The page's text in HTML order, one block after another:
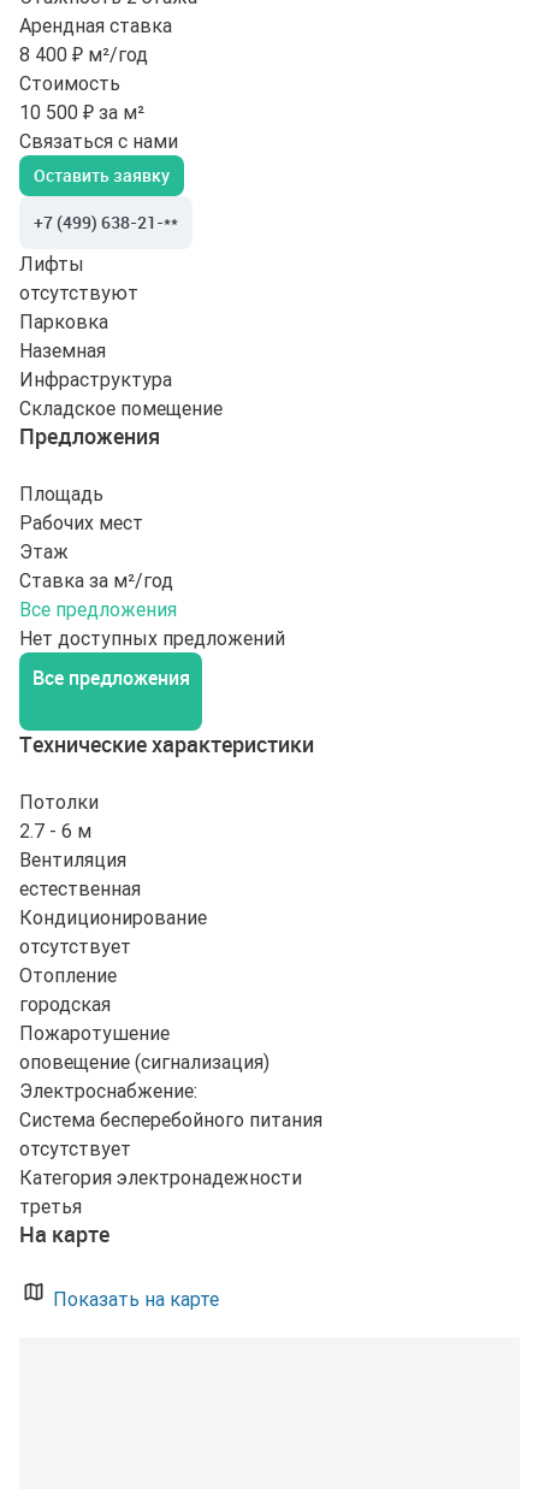
Арендная ставка
8 400 ₽ м²/год
Стоимость
10 500 ₽ за м²
Связаться с нами
Оставить заявку
+7 (499) 638-21-**
Лифты
отсутствуют
Парковка
Наземная
Инфраструктура
Складское помещение
Предложения
Площадь
Рабочих мест
Этаж
Ставка за м²/год
Все предложения
Нет доступных предложений
Все предложения
Технические характеристики
Потолки
2.7 - 6 м
Вентиляция
естественная
Кондиционирование
отсутствует
Отопление
городская
Пожаротушение
оповещение (сигнализация)
Электроснабжение:
Система бесперебойного питания
отсутствует
Категория электронадежности
третья
На карте
Показать на карте